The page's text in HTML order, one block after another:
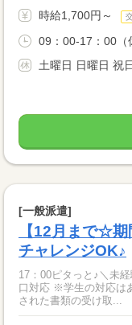
時給1,700円～
09：00-17：00（
土曜日 日曜日 祝
[一般派遣]
【12月まで☆
チャレンジOK♪
17：00ピタっと♪＼未
口対応 ※学生の対応は
された書類の受け取...